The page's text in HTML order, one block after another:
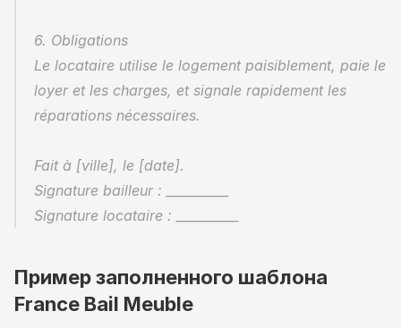
6. Obligations
Le locataire utilise le logement paisiblement, paie le
loyer et les charges, et signale rapidement les
réparations nécessaires.
Fait à [ville], le [date].
Signature bailleur : __________
Signature locataire : __________
Пример заполненного шаблона
France Bail Meuble